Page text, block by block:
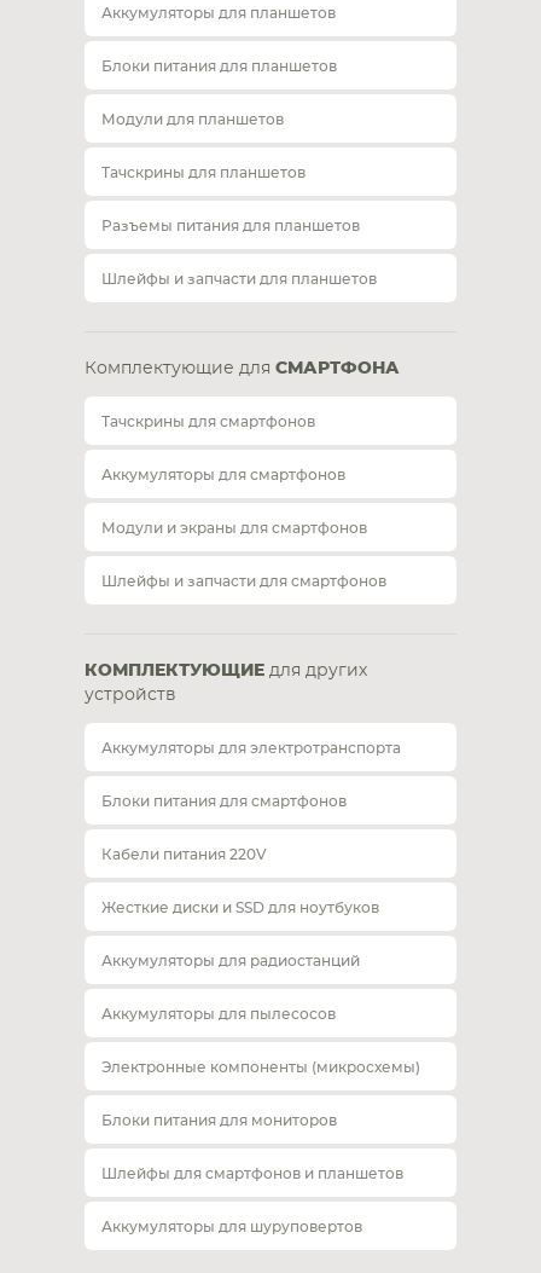
Аккумуляторы для планшетов
Блоки питания для планшетов
Модули для планшетов
Тачскрины для планшетов
Разъемы питания для планшетов
Шлейфы и запчасти для планшетов
Комплектующие для СМАРТФОНА
Тачскрины для смартфонов
Аккумуляторы для смартфонов
Модули и экраны для смартфонов
Шлейфы и запчасти для смартфонов
КОМПЛЕКТУЮЩИЕ для других
устройств
Аккумуляторы для электротранспорта
Блоки питания для смартфонов
Кабели питания 220V
Жесткие диски и SSD для ноутбуков
Аккумуляторы для радиостанций
Аккумуляторы для пылесосов
Электронные компоненты (микросхемы)
Блоки питания для мониторов
Шлейфы для смартфонов и планшетов
Аккумуляторы для шуруповертов